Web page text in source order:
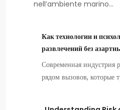
nell’ambiente marino…
Как технологии и
развлечений без
Современная индустрия
рядом вызовов, которые